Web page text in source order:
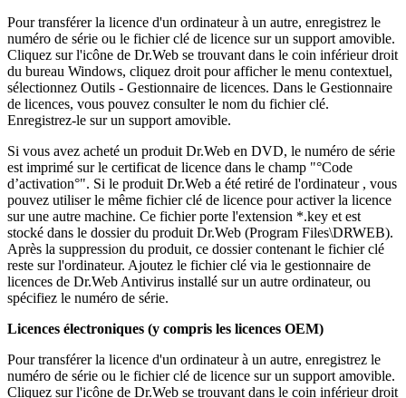
Pour transférer la licence d'un ordinateur à un autre, enregistrez le
numéro de série ou le fichier clé de licence sur un support amovible.
Cliquez sur l'icône de Dr.Web se trouvant dans le coin inférieur droit
du bureau Windows, cliquez droit pour afficher le menu contextuel,
sélectionnez Outils - Gestionnaire de licences. Dans le Gestionnaire
de licences, vous pouvez consulter le nom du fichier clé.
Enregistrez-le sur un support amovible.
Si vous avez acheté un produit Dr.Web en DVD, le numéro de série
est imprimé sur le certificat de licence dans le champ "°Code
d’activation°". Si le produit Dr.Web a été retiré de l'ordinateur , vous
pouvez utiliser le même fichier clé de licence pour activer la licence
sur une autre machine. Ce fichier porte l'extension *.key et est
stocké dans le dossier du produit Dr.Web (Program Files\DRWEB).
Après la suppression du produit, ce dossier contenant le fichier clé
reste sur l'ordinateur. Ajoutez le fichier clé via le gestionnaire de
licences de Dr.Web Antivirus installé sur un autre ordinateur, ou
spécifiez le numéro de série.
Licences électroniques (y compris les licences OEM)
Pour transférer la licence d'un ordinateur à un autre, enregistrez le
numéro de série ou le fichier clé de licence sur un support amovible.
Cliquez sur l'icône de Dr.Web se trouvant dans le coin inférieur droit